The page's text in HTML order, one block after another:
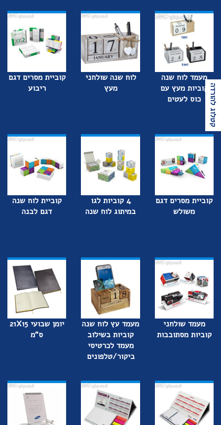
קטלוג להורדה
מעמד לוח שנה
קוביות מעץ עם
כוס לעטים
לוח שנה שולחני
מעץ
קוביית מסרים דגם
ריבוע
קוביית מסרים דגם
משולש
4 קוביות לגו
במיתוג לוח שנה
קוביית לוח שנה
דגם לבנה
מעמד שולחני
קוביות מסתובבות
מעמד עץ לוח שנה
קוביות בשילוב
מעמד לכרטיסי
ביקור/טלפונים
יומן שבועי 21X15
ס"מ